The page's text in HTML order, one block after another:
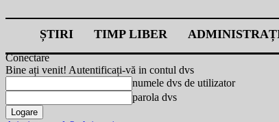
ȘTIRI TIMP LIBER
Conectare
Bine ați venit! Autentificați-vă in contul dvs
numele dvs de utilizator
parola dvs